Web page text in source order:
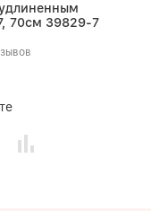
70см 39829-7